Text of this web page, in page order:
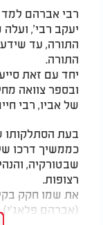
רבי אברהם למד
יעקב רבי',
התורה, עד
התורה.
יחד עם זאת
ובספר צוואה
של אביו, רבי
בעת הסתלקותו
כממשיך דרכו
רצופות.
את שמו חקק
(אברהם פלאג'י).